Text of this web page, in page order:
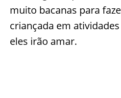
muito bacanas para
criançada em
eles irão amar.